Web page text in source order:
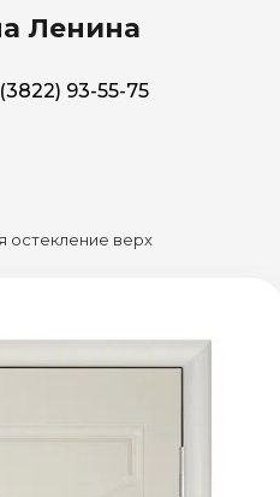
Ленина
93-55-75
остекление верх